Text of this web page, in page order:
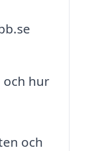
och hur
och